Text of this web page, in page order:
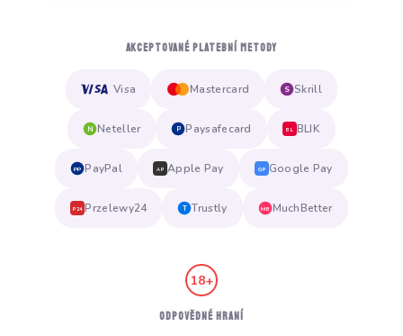
AKCEPTOVANÉ PLATEBNÍ METODY
Visa Mastercard S Skrill
N Neteller P Paysafecard BL BLIK
PP PayPal AP Apple Pay GP Google Pay
P24 Przelewy24 T Trustly MB MuchBetter
18+
ODPOVĚDNÉ HRANÍ